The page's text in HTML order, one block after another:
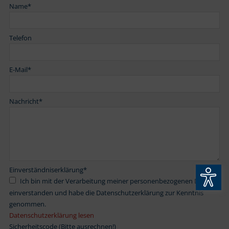
Name*
Telefon
E-Mail*
Nachricht*
Einverständniserklärung*
einverstanden und habe die Datenschutzerklärung zur Kenntnis
genommen.
Datenschutzerklärung lesen
Sicherheitscode (Bitte ausrechnen!)